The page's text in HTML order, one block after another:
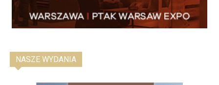
NASZE WYDANIA